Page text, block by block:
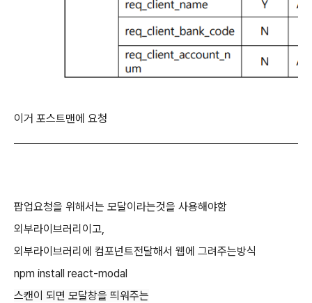
이거 포스트맨에 요청
팝업요청을 위해서는 모달이라는것을 사용해야함
외부라이브러리이고,
외부라이브러리에 컴포넌트전달해서 웹에 그려주는방식
npm install react-modal
스캔이 되면 모달창을 띄워주는